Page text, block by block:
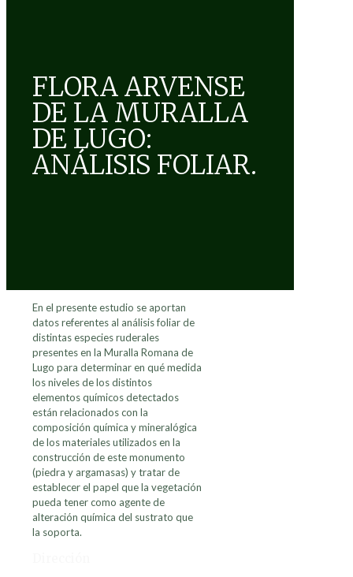
FLORA ARVENSE
DE LA MURALLA
DE LUGO:
ANÁLISIS FOLIAR.
En el presente estudio se aportan
datos referentes al análisis foliar de
distintas especies ruderales
presentes en la Muralla Romana de
Lugo para determinar en qué medida
los niveles de los distintos
elementos químicos detectados
están relacionados con la
composición química y mineralógica
de los materiales utilizados en la
construcción de este monumento
(piedra y argamasas) y tratar de
establecer el papel que la vegetación
pueda tener como agente de
alteración química del sustrato que
la soporta.